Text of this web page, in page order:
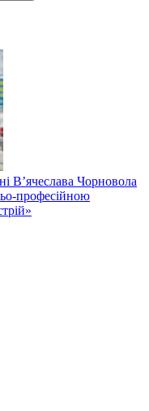
В’ячеслава Чорновола
професійною